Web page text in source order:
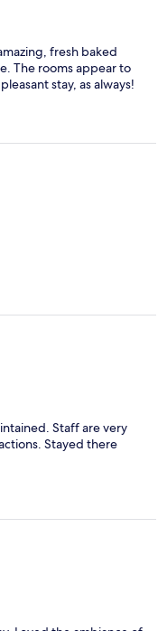
fresh baked
The rooms appear to
stay, as always!
Staff are very
Stayed there